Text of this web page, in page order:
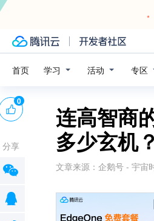
首页 学习 活动 专区
连高智商
多少玄机？
文章来源： 企鹅号 - 宇宙
0
分享